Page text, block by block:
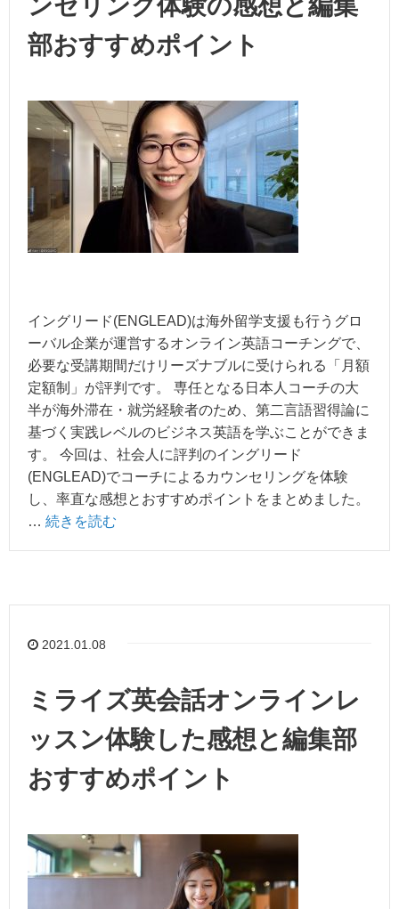
ンセリング体験の感想と編集
部おすすめポイント
イングリード(ENGLEAD)は海外留学支援も行うグロ
ーバル企業が運営するオンライン英語コーチングで、
必要な受講期間だけリーズナブルに受けられる「月額
定額制」が評判です。 専任となる日本人コーチの大
半が海外滞在・就労経験者のため、第二言語習得論に
基づく実践レベルのビジネス英語を学ぶことができま
す。 今回は、社会人に評判のイングリード
(ENGLEAD)でコーチによるカウンセリングを体験
し、率直な感想とおすすめポイントをまとめました。
… 続きを読む
2021.01.08
ミライズ英会話オンラインレ
ッスン体験した感想と編集部
おすすめポイント